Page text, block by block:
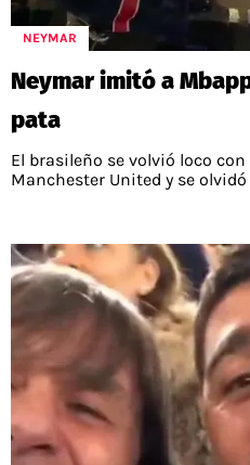
NEYMAR
Neymar imitó a
pata
El brasileño se volvió loco
Manchester United y se